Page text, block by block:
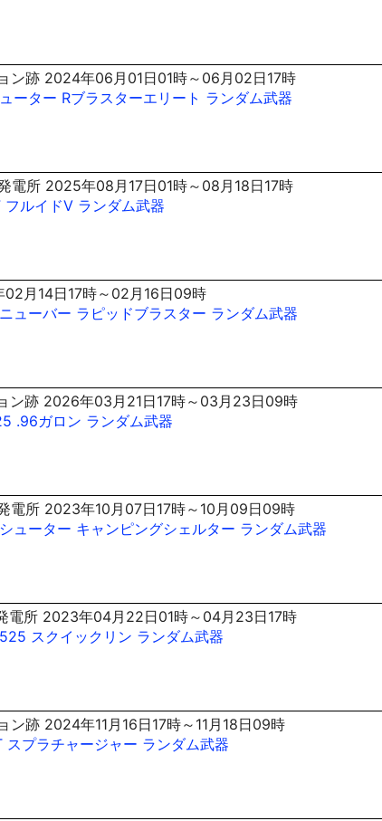
ン跡 2024年06月01日01時～06月02日17時
ーター Rブラスターエリート ランダム武器
電所 2025年08月17日01時～08月18日17時
フルイドV ランダム武器
月14日17時～02月16日09時
ューバー ラピッドブラスター ランダム武器
ン跡 2026年03月21日17時～03月23日09時
.96ガロン ランダム武器
電所 2023年10月07日17時～10月09日09時
ューター キャンピングシェルター ランダム武器
電所 2023年04月22日01時～04月23日17時
スクイックリン ランダム武器
ン跡 2024年11月16日17時～11月18日09時
スプラチャージャー ランダム武器